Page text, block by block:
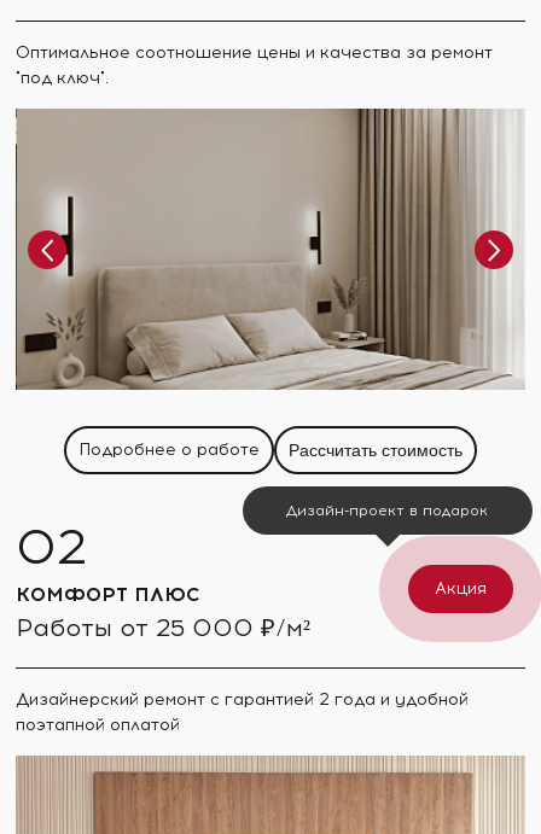
Оптимальное соотношение цены и качества за ремонт
"под ключ".
Подробнее о работе Рассчитать стоимость
КОМФОРТ ПЛЮС
Работы от 25 000 ₽/м²
Дизайнерский ремонт с гарантией 2 года и удобной
поэтапной оплатой
Акция
Дизайн-проект в подарок